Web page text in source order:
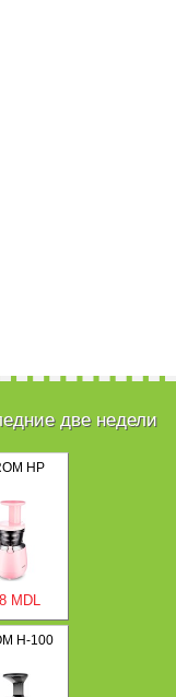
две недели
HP
MDL
H-100